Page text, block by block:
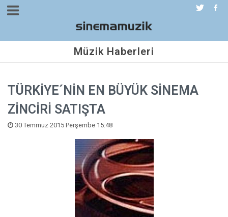
Müzik Haberleri
TÜRKİYE´NİN EN BÜYÜK SİNEMA
ZİNCİRİ SATIŞTA
30 Temmuz 2015 Perşembe 15:48